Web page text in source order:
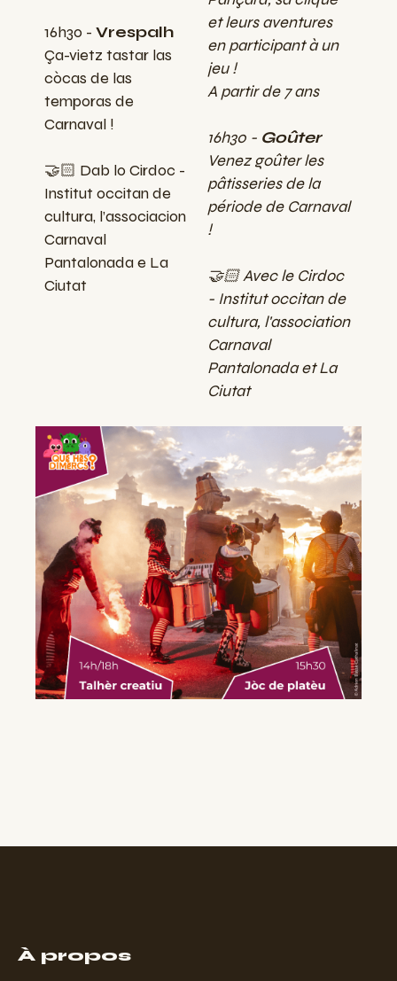
16h30 - Vrespalh
Ça-vietz tastar las
còcas de las
temporas de
Carnaval !
🤝🏻 Dab lo Cirdoc -
Institut occitan de
cultura, l’associacion
Carnaval
Pantalonada e La
Ciutat
et leurs aventures
en participant à un
jeu !
A partir de 7 ans
16h30 - Goûter
Venez goûter les
pâtisseries de la
période de Carnaval
!
🤝🏻 Avec le Cirdoc
- Institut occitan de
cultura, l'association
Carnaval
Pantalonada et La
Ciutat
À propos